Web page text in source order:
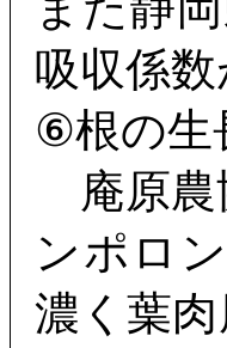
吸収係
⑥根の生
庵原農
ンポロ
濃く葉